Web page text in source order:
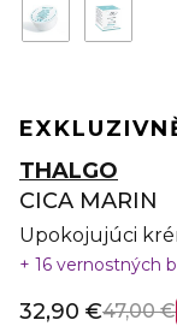
THALGO
CICA MARIN
Upokojujúci
16 vernostných
32,90 €47,00 €